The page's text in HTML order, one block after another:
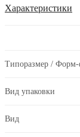
Характеристики
Типоразмер / Форм-
Вид упаковки
Вид